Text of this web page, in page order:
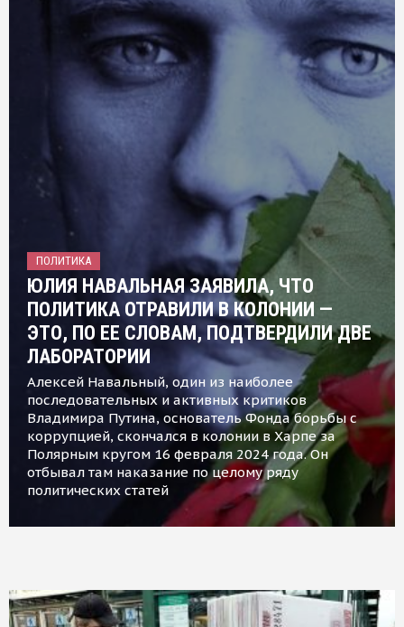
ПОЛИТИКА
ЮЛИЯ НАВАЛЬНАЯ ЗАЯВИЛА, ЧТО
ПОЛИТИКА ОТРАВИЛИ В КОЛОНИИ —
ЭТО, ПО ЕЕ СЛОВАМ, ПОДТВЕРДИЛИ ДВЕ
ЛАБОРАТОРИИ
Алексей Навальный, один из наиболее
последовательных и активных критиков
Владимира Путина, основатель Фонда борьбы с
коррупцией, скончался в колонии в Харпе за
Полярным кругом 16 февраля 2024 года. Он
отбывал там наказание по целому ряду
политических статей